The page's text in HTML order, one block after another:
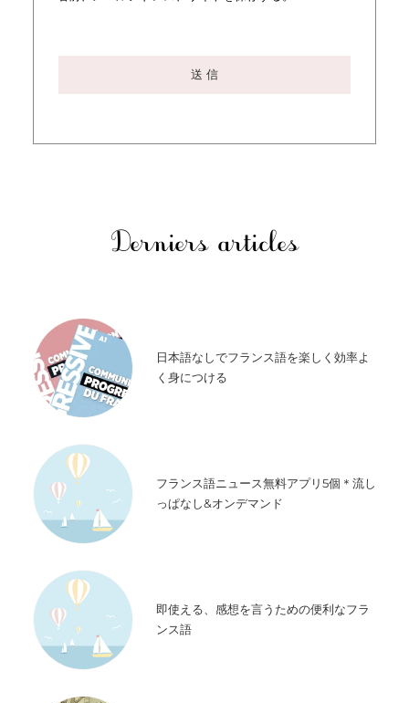
Derniers articles
日本語なしでフランス語を楽しく効率よ
く身につける
フランス語ニュース無料アプリ5個＊流し
っぱなし&オンデマンド
即使える、感想を言うための便利なフラ
ンス語